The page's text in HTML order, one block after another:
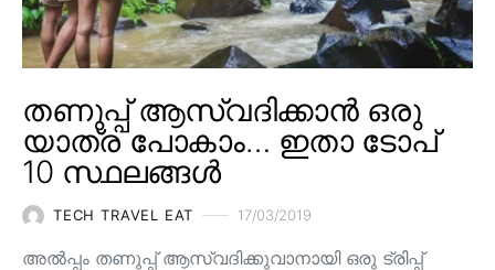
തണുപ്പ് ആസ്വദിക്കാൻ ഒരു
യാത്ര പോകാം… ഇതാ ടോപ്
10 സ്ഥലങ്ങൾ
TECH TRAVEL EAT 17/03/2019
അൽപ്പം തണുപ്പ് ആസ്വദിക്കുവാനായി ഒരു ട്രിപ്പ്